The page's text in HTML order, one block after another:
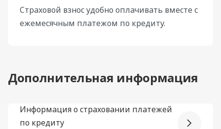
Страховой взнос удобно оплачивать вместе с
ежемесячным платежом по кредиту.
Дополнительная информация
Информация о страховании платежей
по кредиту